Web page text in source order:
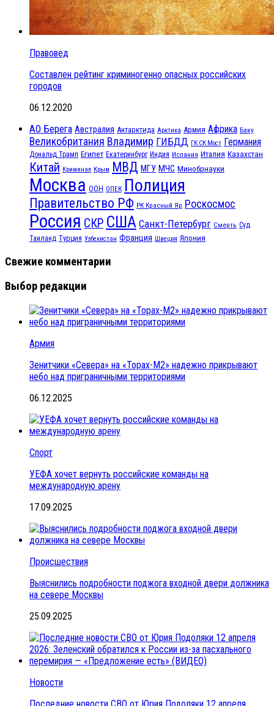
Правовед
Составлен рейтинг криминогенно опасных российских
городов
06.12.2020
АО Берега Австралия Антарктида Арктика Армия Африка Баку
Великобритания Владимир ГИБДД ГК СК Мост Германия
Дональд Трамп Египет Екатеринбург Индия Испания Италия Казахстан
Китай Криминал Крым МВД МГУ МЧС Минобрнауки
Москва ООН ОПЕК Полиция
Правительство РФ РК Красный Яр Роскосмос
Россия СКР США Санкт-Петербург Смерть Суд
Таиланд Турция Узбекистан Франция Швеция Япония
Свежие комментарии
Выбор редакции
Армия
Зенитчики «Севера» на «Торах-М2» надежно прикрывают
небо над приграничными территориями
06.12.2025
Спорт
УЕФА хочет вернуть российские команды на
международную арену
17.09.2025
Происшествия
Выяснились подробности поджога входной двери должника
на севере Москвы
25.09.2025
Новости